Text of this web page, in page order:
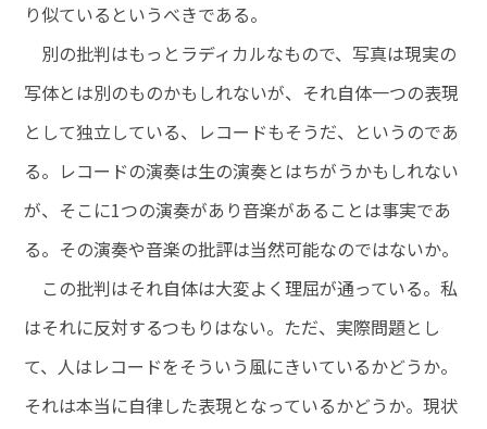
り似ているというべきである。
別の批判はもっとラディカルなもので、写真は現実の
写体とは別のものかもしれないが、それ自体一つの表現
として独立している、レコードもそうだ、というのであ
る。レコードの演奏は生の演奏とはちがうかもしれない
が、そこに1つの演奏があり音楽があることは事実であ
る。その演奏や音楽の批評は当然可能なのではないか。
この批判はそれ自体は大変よく理屈が通っている。私
はそれに反対するつもりはない。ただ、実際問題とし
て、人はレコードをそういう風にきいているかどうか。
それは本当に自律した表現となっているかどうか。現状